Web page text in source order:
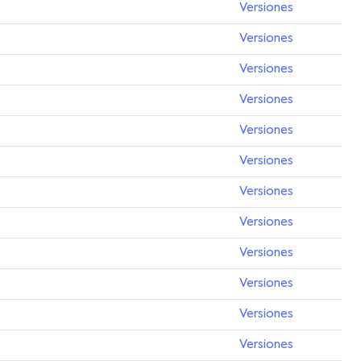
Versiones
Versiones
Versiones
Versiones
Versiones
Versiones
Versiones
Versiones
Versiones
Versiones
Versiones
Versiones